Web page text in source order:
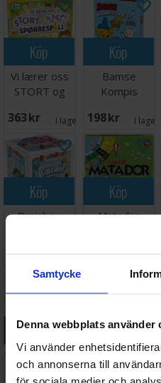
Samtycke
Denna webbplats använder
Vi använder
och annonserna till
för sociala medier och
Köp
Vi lærer oss
STORT og
NORSK
363 SEK I lager:
Köp
Bamse
Kompis
Brädspel
198 SEK I lager:
Köp
Brainbox
Köp
Matador
Köp
Vi lærer å lese
Lærespill
Köp
Vi lærer oss
klokken